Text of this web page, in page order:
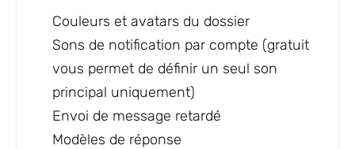
Couleurs et avatars du dossier
Sons de notification par compte (gratuit
vous permet de définir un seul son
principal uniquement)
Envoi de message retardé
Modèles de réponse